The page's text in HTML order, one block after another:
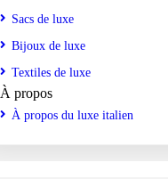
Sacs de luxe
Bijoux de luxe
Textiles de luxe
À propos
À propos du luxe italien